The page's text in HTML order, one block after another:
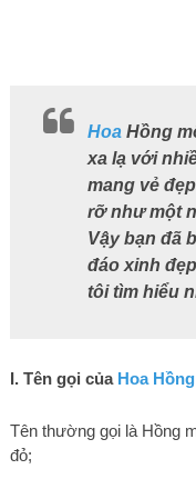
HoaHồng
xa lạ với
mang vẻ
rỡ như một
Vậy bạn đã
đáo xinh
tôi tìm hiểu
I. Tên gọi của Hoa Hồng
Tên thường gọi là Hồng
đỏ;